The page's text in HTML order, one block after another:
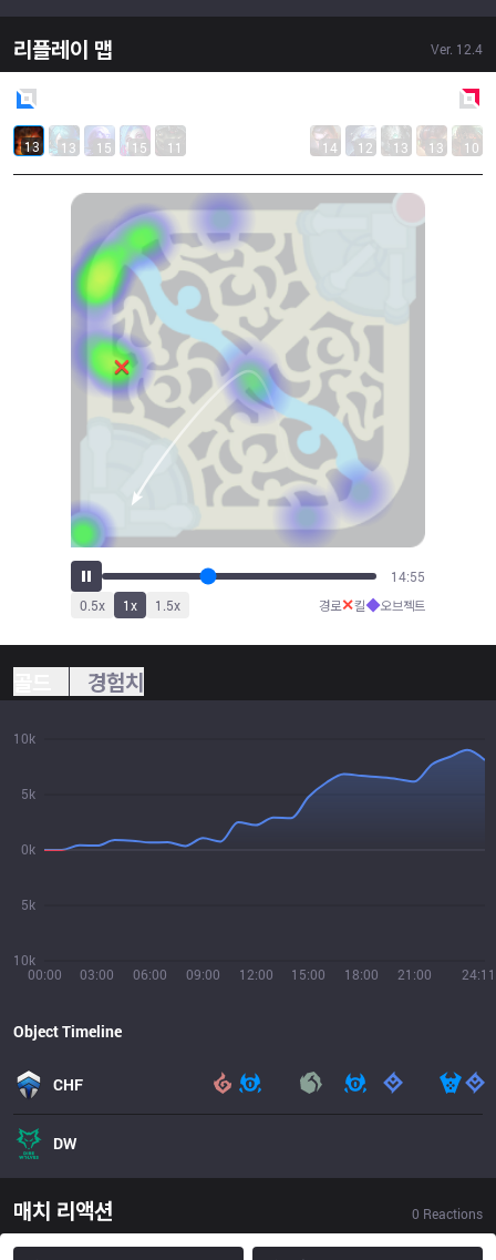
리플레이 맵 Ver. 12.4
13 13 15 15 11 14 12 13 13 10
16:35
0.5x 1x 1.5x 경로✕킬◆오브젝트
경험치
00:00 03:00 06:00 09:00 12:00 15:00 18:00 21:00 24:11
10k
5k
0k
5k
10k
Object Timeline
CHF
DW
매치 리액션 0 Reactions